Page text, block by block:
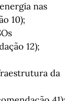
nas
10);
12);
da